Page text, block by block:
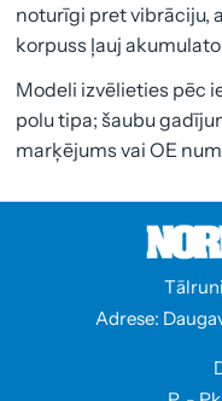
noturīgi pret vibrāciju,
korpuss ļauj
Modeli izvēlieties pēc
polu tipa; šaubu
marķējums vai OE
Adrese: